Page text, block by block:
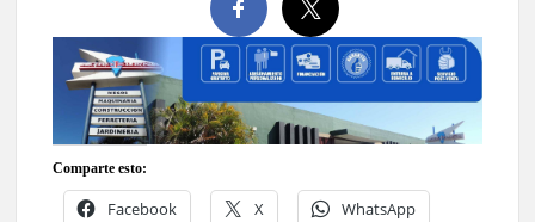
Comparte esto:
Facebook X WhatsApp